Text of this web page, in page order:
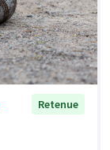
Retenue